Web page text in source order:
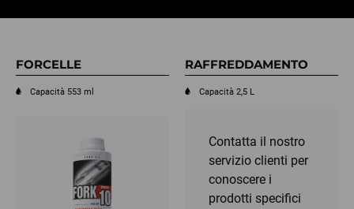
FORCELLE
Capacità 553 ml
RAFFREDDAMENTO
Capacità 2,5 L
Contatta il nostro
servizio clienti per
conoscere i
prodotti specifici